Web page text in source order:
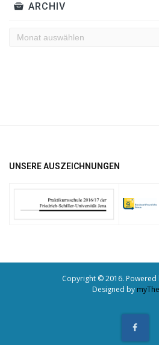
ARCHIV
Archiv
UNSERE AUSZEICHNUNGEN
Copyright © 2016. Powered
Designed by